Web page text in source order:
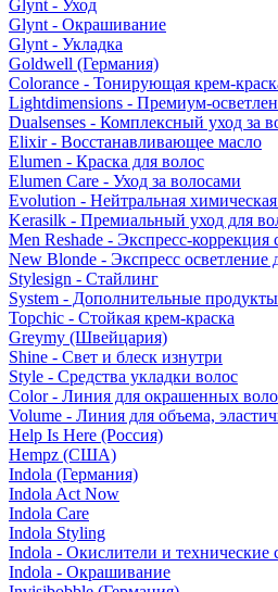
Glynt - Уход
Glynt - Окрашивание
Glynt - Укладка
Goldwell (Германия)
Colorance - Тонирующая крем-
Lightdimensions - Премиум-
Dualsenses - Комплексный уход за
Elixir - Восстанавливающее масло
Elumen - Краска для волос
Elumen Care - Уход за волосами
Evolution - Нейтральная химическая
Kerasilk - Премиальный уход для
Men Reshade - Экспресс-коррекция
New Blonde - Экспресс осветление
Stylesign - Стайлинг
System - Дополнительные
Topchic - Стойкая крем-краска
Greymy (Швейцария)
Shine - Свет и блеск изнутри
Style - Средства укладки волос
Color - Линия для окрашенных
Volume - Линия для объема,
Help Is Here (Россия)
Hempz (США)
Indola (Германия)
Indola Act Now
Indola Care
Indola Styling
Indola - Окислители и технические
Indola - Окрашивание